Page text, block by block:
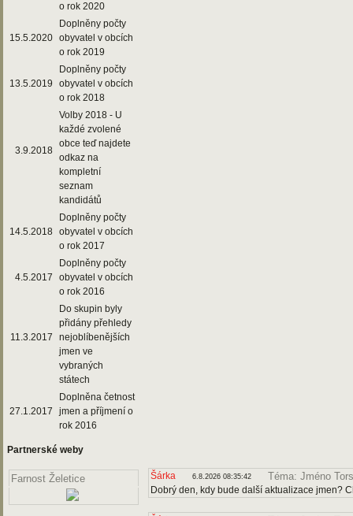
o rok 2020
15.5.2020
Doplněny počty
obyvatel v obcích
o rok 2019
13.5.2019
Doplněny počty
obyvatel v obcích
o rok 2018
3.9.2018
Volby 2018 - U
každé zvolené
obce teď najdete
odkaz na
kompletní
seznam
kandidátů
14.5.2018
Doplněny počty
obyvatel v obcích
o rok 2017
4.5.2017
Doplněny počty
obyvatel v obcích
o rok 2016
11.3.2017
Do skupin byly
přidány přehledy
nejoblíbenějších
jmen ve
vybraných
státech
27.1.2017
Doplněna četnost
jmen a příjmení o
rok 2016
Partnerské weby
Farnost Želetice Šárka 6.8.2026 08:35:42 Téma: Jméno
Dobrý den, kdy bude další aktualizace jmen?